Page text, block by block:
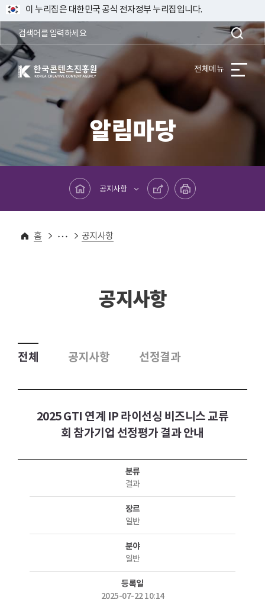
이 누리집은 대한민국 공식 전자정부 누리집입니다.
한국콘텐츠진흥원 KOREA CREATIVE CONTENT AGENCY 전체메뉴
알림마당
메인페이지로 바로가기
공지사항
공유하기 프린트하기
홈
알림마당 공지사항
공지사항
전체 공지사항 선정결과
2025 GTI 연계 IP 라이선싱 비즈니스 교류
회 참가기업 선정평가 결과 안내
분류
결과
장르
일반
분야
일반
등록일
2025-07-22 10:14